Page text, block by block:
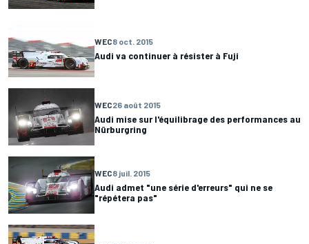
WEC8 oct. 2015
Audi va continuer à résister à Fuji
WEC26 août 2015
Audi mise sur l'équilibrage des performances au
Nürburgring
WEC8 juil. 2015
Audi admet "une série d'erreurs" qui ne se
"répétera pas"